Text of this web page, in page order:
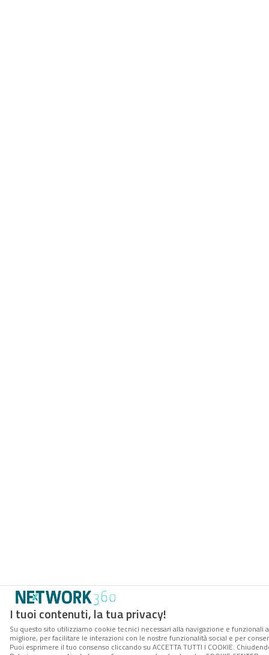
I tuoi contenuti, la tua privacy!
Su questo sito utilizziamo cookie tecnici necessari alla navigazione e
migliore, per facilitare le interazioni con le nostre funzionalità social e per
Puoi esprimere il tuo consenso cliccando su ACCETTA TUTTI I COOKIE.